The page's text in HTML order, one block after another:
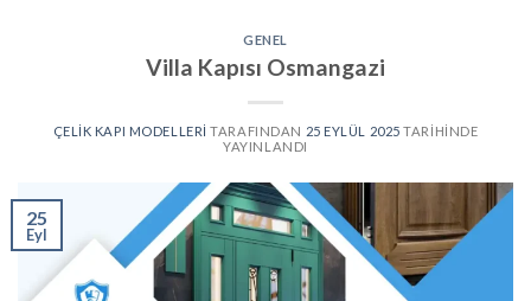
GENEL
Villa Kapısı Osmangazi
ÇELIK KAPI MODELLERI TARAFINDAN 25 EYLÜL 2025 TARIHINDE
YAYINLANDI
25
Eyl